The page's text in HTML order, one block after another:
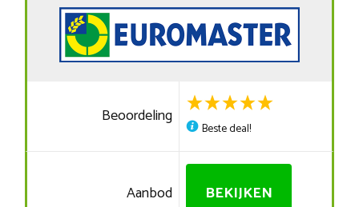
Beoordeling
Beste deal!
Aanbod BEKIJKEN